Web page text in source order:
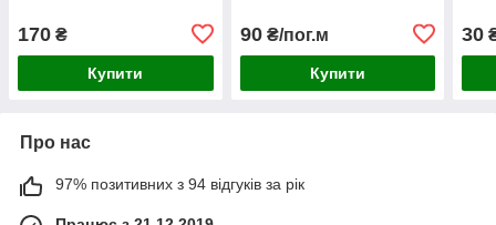
170 ₴
Купити
90₴/пог.м
Купити
30
Про нас
97% позитивних з 94 відгуків за рік